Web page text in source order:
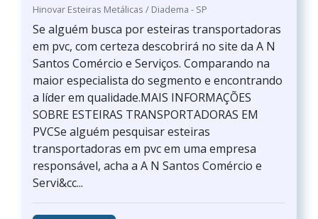
Hinovar Esteiras Metálicas / Diadema - SP
Se alguém busca por esteiras transportadoras
em pvc, com certeza descobrirá no site da A N
Santos Comércio e Serviços. Comparando na
maior especialista do segmento e encontrando
a líder em qualidade.MAIS INFORMAÇÕES
SOBRE ESTEIRAS TRANSPORTADORAS EM
PVCSe alguém pesquisar esteiras
transportadoras em pvc em uma empresa
responsável, acha a A N Santos Comércio e
Servi&cc...